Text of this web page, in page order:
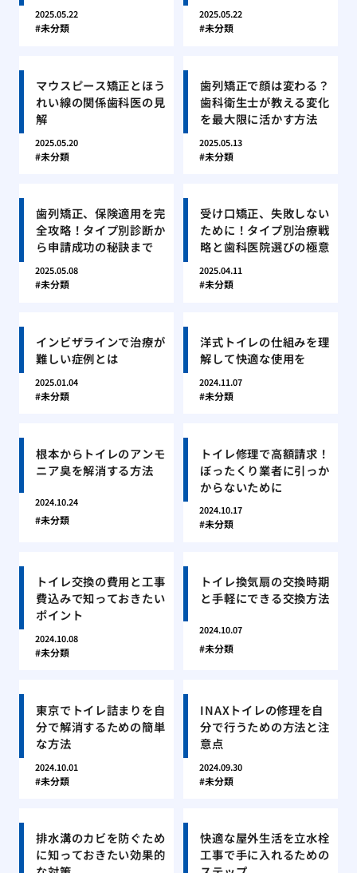
2025.05.22
未分類
2025.05.22
未分類
マウスピース矯正とほう
れい線の関係歯科医の見
解
2025.05.20
未分類
歯列矯正で顔は変わる？
歯科衛生士が教える変化
を最大限に活かす方法
2025.05.13
未分類
歯列矯正、保険適用を完
全攻略！タイプ別診断か
ら申請成功の秘訣まで
2025.05.08
未分類
受け口矯正、失敗しない
ために！タイプ別治療戦
略と歯科医院選びの極意
2025.04.11
未分類
インビザラインで治療が
難しい症例とは
2025.01.04
未分類
洋式トイレの仕組みを理
解して快適な使用を
2024.11.07
未分類
根本からトイレのアンモ
ニア臭を解消する方法
2024.10.24
未分類
トイレ修理で高額請求！
ぼったくり業者に引っか
からないために
2024.10.17
未分類
トイレ交換の費用と工事
費込みで知っておきたい
ポイント
2024.10.08
未分類
トイレ換気扇の交換時期
と手軽にできる交換方法
2024.10.07
未分類
東京でトイレ詰まりを自
分で解消するための簡単
な方法
2024.10.01
未分類
INAXトイレの修理を自
分で行うための方法と注
意点
2024.09.30
未分類
排水溝のカビを防ぐため
に知っておきたい効果的
快適な屋外生活を立水栓
工事で手に入れるための